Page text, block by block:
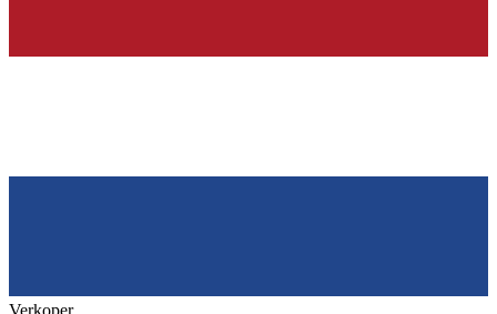
Verkoper